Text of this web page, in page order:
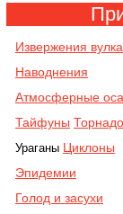
Извержения
Наводнения
Атмосферные
Тайфуны Торнадо
Ураганы Циклоны
Эпидемии
Голод и засухи